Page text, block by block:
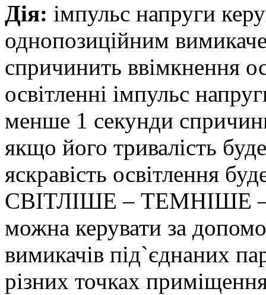
Дія: імпульс напруги
однопозиційним
спричинить ввімкнення
освітленні імпульс
менше 1 секунди
якщо його тривалість
яскравість освітлення
СВІТЛІШЕ – ТЕМНІШЕ –
можна керувати за
вимикачів під`єднаних
різних точках